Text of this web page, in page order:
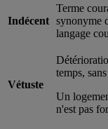
Indécent
Terme
synonyme
langage
Vétuste
temps,
Un
n'est pas